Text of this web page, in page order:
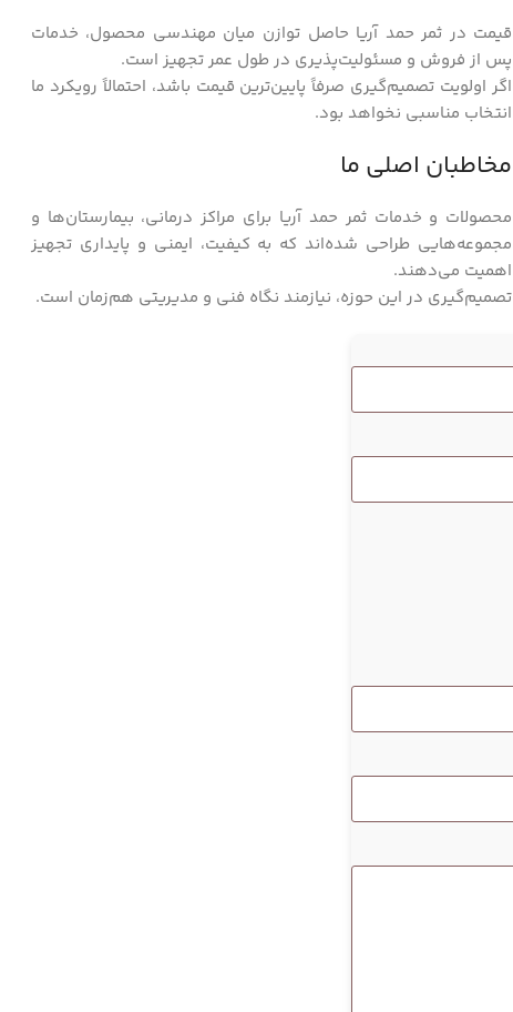
قیمت در ثمر حمد آریا حاصل توازن میان مهندسی محصول، خدمات
پس از فروش و مسئولیت‌پذیری در طول عمر تجهیز است.
اگر اولویت تصمیم‌گیری صرفاً پایین‌ترین قیمت باشد، احتمالاً رویکرد ما
انتخاب مناسبی نخواهد بود.
مخاطبان اصلی ما
محصولات و خدمات ثمر حمد آریا برای مراکز درمانی، بیمارستان‌ها و
مجموعه‌هایی طراحی شده‌اند که به کیفیت، ایمنی و پایداری تجهیز
اهمیت می‌دهند.
تصمیم‌گیری در این حوزه، نیازمند نگاه فنی و مدیریتی هم‌زمان است.